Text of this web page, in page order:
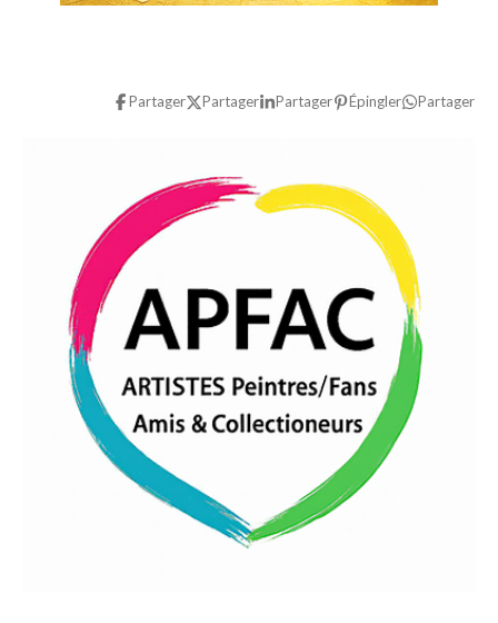
Partager Partager Partager Épingler Partager